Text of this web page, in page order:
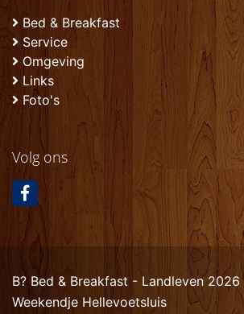
Bed & Breakfast
Service
Omgeving
Links
Foto's
Volg ons
В? Bed & Breakfast - Landleven 2026
Weekendje Hellevoetsluis